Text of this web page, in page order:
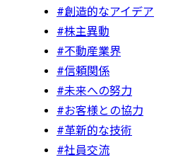
#創造的なアイデア
#株主異動
#不動産業界
#信頼関係
#未来への努力
#お客様との協力
#革新的な技術
#社員交流